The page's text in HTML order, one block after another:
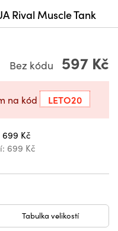
Rival Muscle Tank
Bez kódu 597 Kč
na kód LETO20
699 Kč
699 Kč
Tabulka velikostí